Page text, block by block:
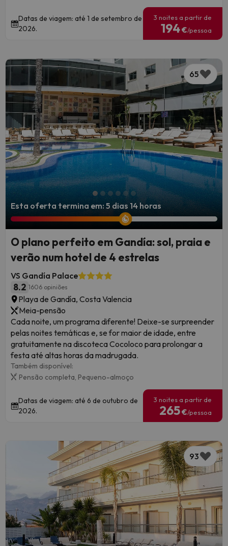
Datas de viagem: até 1 de setembro de
2026.
3 noites a partir de
194€/pessoa
65
Esta oferta termina em: 5 dias 14 horas
O plano perfeito em Gandía: sol, praia e
verão num hotel de 4 estrelas
VS Gandía Palace
8.2 1606 opiniões
Playa de Gandía, Costa Valencia
Meia-pensão
Cada noite, um programa diferente! Deixe-se surpreender
pelas noites temáticas e, se for maior de idade, entre
gratuitamente na discoteca Cocoloco para prolongar a
festa até altas horas da madrugada.
Também disponível:
Pensão completa, Pequeno-almoço
Datas de viagem: até 6 de outubro de
2026.
3 noites a partir de
265€/pessoa
93